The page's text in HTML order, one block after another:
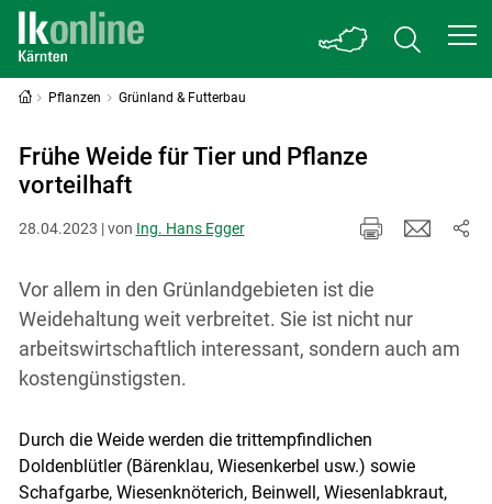
Pflanzen Grünland & Futterbau
Frühe Weide für Tier und Pflanze
vorteilhaft
28.04.2023 | von Ing. Hans Egger
Vor allem in den Grünlandgebieten ist die
Weidehaltung weit verbreitet. Sie ist nicht nur
arbeitswirtschaftlich interessant, sondern auch am
kostengünstigsten.
Durch die Weide werden die trittempfindlichen
Doldenblütler (Bärenklau, Wiesenkerbel usw.) sowie
Schafgarbe, Wiesenknöterich, Beinwell, Wiesenlabkraut,